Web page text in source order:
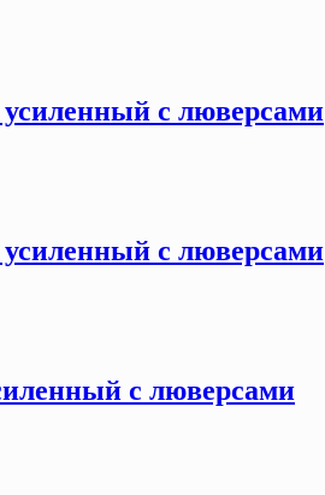
усиленный с люверсами
усиленный с люверсами
с люверсами